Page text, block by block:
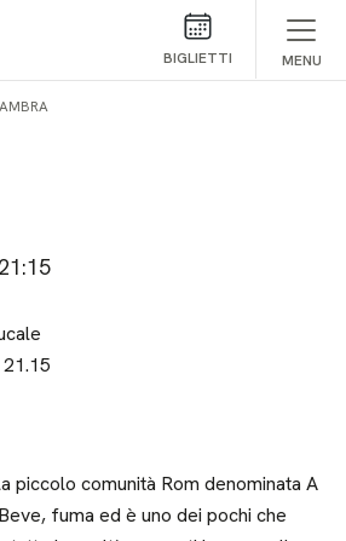
BIGLIETTI MENU
piccolo comunità Rom denominata A
fuma ed è uno dei pochi che